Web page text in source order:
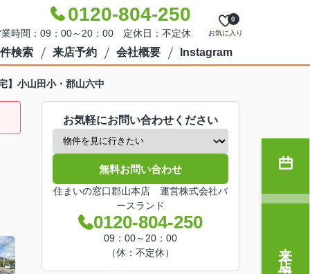
0120-804-250
時間：09：00～20：00 定休日：不定休 お気に入り
0
検索 来店予約 会社概要 Instagram
】小山田小・郡山六中
お気軽にお問い合わせください
無料お問い合わせ
住まいの窓口郡山本店 運営株式会社バ
ースランド
0120-804-250
09：00～20：00
（休：不定休）
来店予約